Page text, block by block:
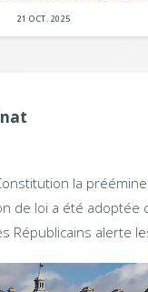
21 OCT. 2025
la
de loi a été adoptée
Républicains alerte